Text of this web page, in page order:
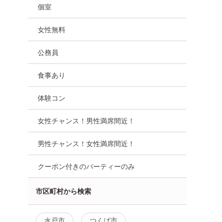
個室
女性無料
公務員
食事あり
体験コン
女性チャンス！男性満席間近！
男性チャンス！女性満席間近！
クーポン付きのパーティーのみ
市区町村から検索
水戸市 つくば市